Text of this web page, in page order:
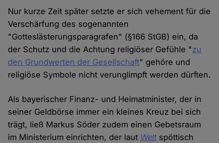
Nur kurze Zeit später setzte er sich vehement für die
Verschärfung des sogenannten
"Gotteslästerungsparagrafen" (§166 StGB) ein, da
der Schutz und die Achtung religiöser Gefühle "zu
den Grundwerten der Gesellschaft" gehöre und
religiöse Symbole nicht verunglimpft werden dürften.
Als bayerischer Finanz- und Heimatminister, der in
seiner Geldbörse immer ein kleines Kreuz bei sich
trägt, ließ Markus Söder zudem einen Gebetsraum
im Ministerium einrichten, der laut Weltspöttisch